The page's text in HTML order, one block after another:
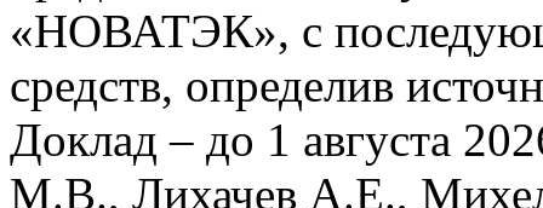
«НОВАТЭК», с
средств, определив
Доклад – до 1 августа
М.В., Лихачев А.Е.,